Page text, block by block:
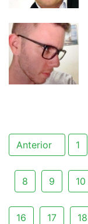
Anterior 1
8 9 10
16 17 18